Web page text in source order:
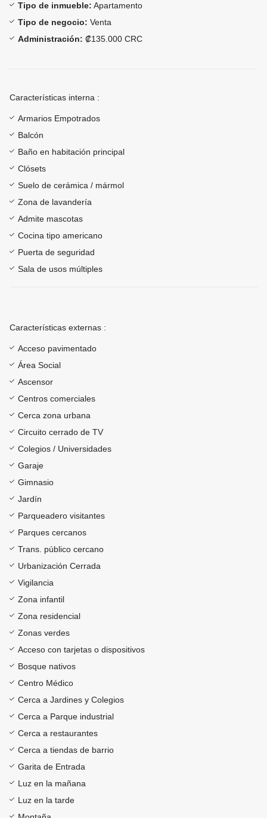
Tipo de inmueble: Apartamento
Tipo de negocio: Venta
Administración: ₡135.000 CRC
Características interna :
Armarios Empotrados
Balcón
Baño en habitación principal
Clósets
Suelo de cerámica / mármol
Zona de lavandería
Admite mascotas
Cocina tipo americano
Puerta de seguridad
Sala de usos múltiples
Características externas :
Acceso pavimentado
Área Social
Ascensor
Centros comerciales
Cerca zona urbana
Circuito cerrado de TV
Colegios / Universidades
Garaje
Gimnasio
Jardín
Parqueadero visitantes
Parques cercanos
Trans. público cercano
Urbanización Cerrada
Vigilancia
Zona infantil
Zona residencial
Zonas verdes
Acceso con tarjetas o dispositivos
Bosque nativos
Centro Médico
Cerca a Jardines y Colegios
Cerca a Parque industrial
Cerca a restaurantes
Cerca a tiendas de barrio
Garita de Entrada
Luz en la mañana
Luz en la tarde